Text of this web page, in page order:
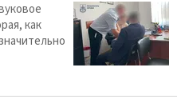
как